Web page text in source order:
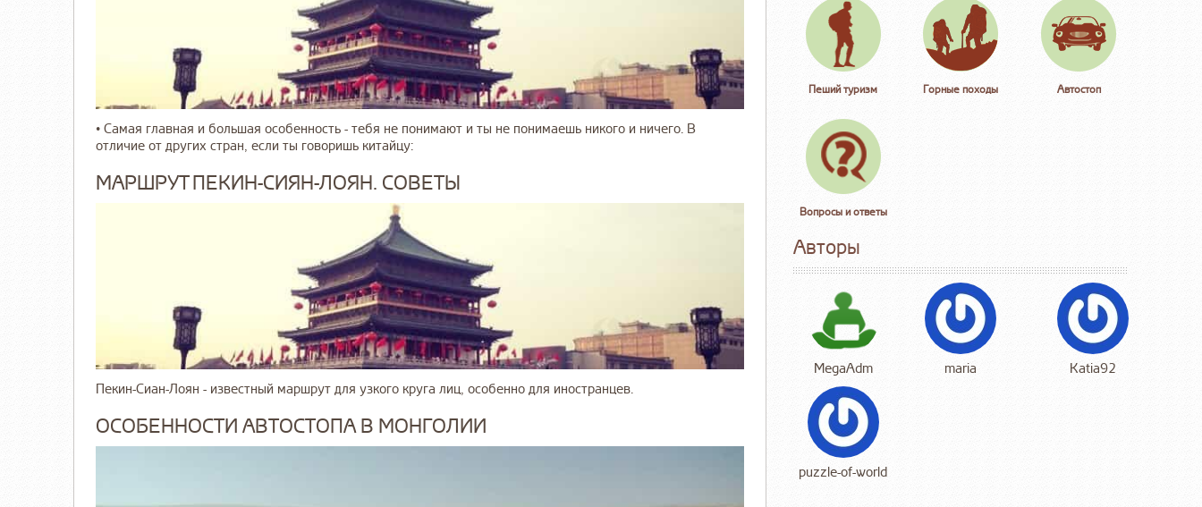
• Самая главная и большая особенность - тебя не понимают и ты не понимаешь никого и ничего. В
отличие от других стран, если ты говоришь китайцу:
МАРШРУТ ПЕКИН-СИЯН-ЛОЯН. СОВЕТЫ
Пекин-Сиан-Лоян - известный маршрут для узкого круга лиц, особенно для иностранцев.
ОСОБЕННОСТИ АВТОСТОПА В МОНГОЛИИ
Пеший туризм Горные походы Автостоп
Вопросы и ответы
Авторы
MegaAdm maria Katia92
puzzle-of-world